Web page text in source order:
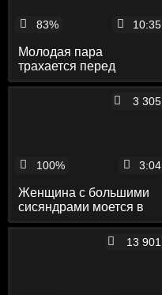
83% 10:35
Молодая пара
трахается перед
скрытой камерой в
100%
3 305
3:04
Женщина с большими
сисяндрами моется в
душе перед скрытой
13 901